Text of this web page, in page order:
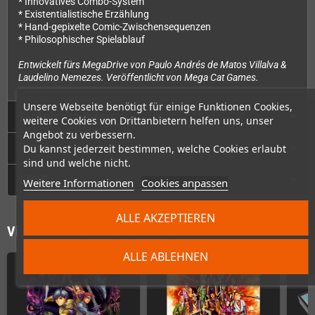
Unsere Webseite benötigt für einige Funktionen Cookies,
weitere Cookies von Drittanbietern helfen uns, unser
Angebot zu verbessern.
Du kannst jederzeit bestimmen, welche Cookies erlaubt
sind und welche nicht.
Weitere Informationen Cookies anpassen
ALLE ABLEHNEN
ALLE AKZEPTIEREN
* Existentialistische Erzählung
* Hand-gepixelte Comic-Zwischensequenzen
* Philosophischer Spielablauf
Entwickelt fürs MegaDrive von Paulo Andrés de Matos Villalva &
Laudelino Nemezes. Veröffentlicht von Mega Cat Games.
Technische Daten
Videos
GPSR
Vielleicht wäre das auch was für Dich